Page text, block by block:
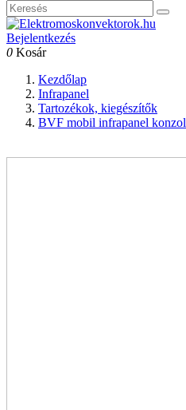
Bejelentkezés
0 Kosár
Kezdőlap
Infrapanel
Tartozékok, kiegészítők
BVF mobil infrapanel konzol